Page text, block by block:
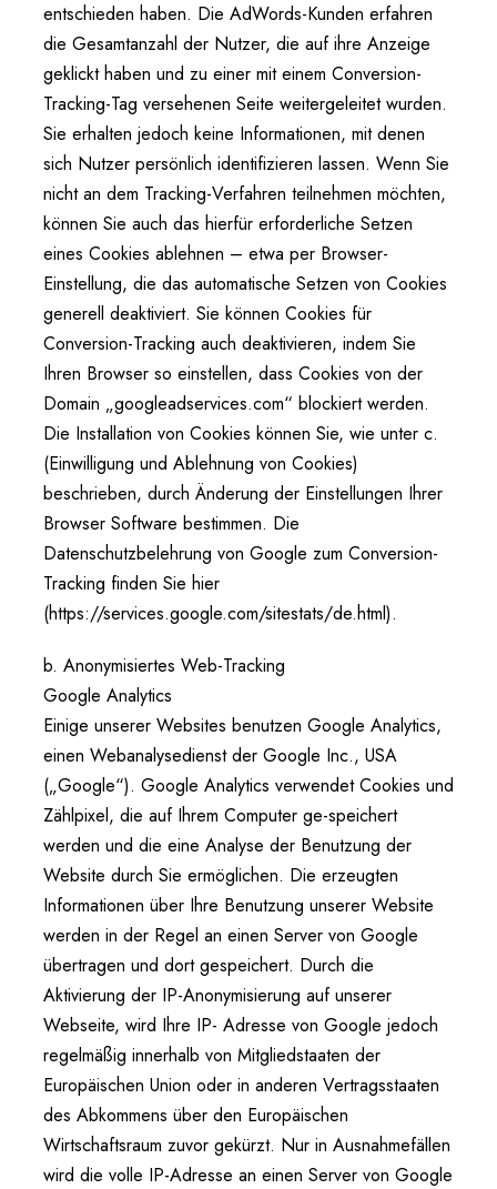
entschieden haben. Die AdWords-Kunden erfahren
die Gesamtanzahl der Nutzer, die auf ihre Anzeige
geklickt haben und zu einer mit einem Conversion-
Tracking-Tag versehenen Seite weitergeleitet wurden.
Sie erhalten jedoch keine Informationen, mit denen
sich Nutzer persönlich identifizieren lassen. Wenn Sie
nicht an dem Tracking-Verfahren teilnehmen möchten,
können Sie auch das hierfür erforderliche Setzen
eines Cookies ablehnen – etwa per Browser-
Einstellung, die das automatische Setzen von Cookies
generell deaktiviert. Sie können Cookies für
Conversion-Tracking auch deaktivieren, indem Sie
Ihren Browser so einstellen, dass Cookies von der
Domain „googleadservices.com“ blockiert werden.
Die Installation von Cookies können Sie, wie unter c.
(Einwilligung und Ablehnung von Cookies)
beschrieben, durch Änderung der Einstellungen Ihrer
Browser Software bestimmen. Die
Datenschutzbelehrung von Google zum Conversion-
Tracking finden Sie hier
(https://services.google.com/sitestats/de.html).
b. Anonymisiertes Web-Tracking
Google Analytics
Einige unserer Websites benutzen Google Analytics,
einen Webanalysedienst der Google Inc., USA
(„Google“). Google Analytics verwendet Cookies und
Zählpixel, die auf Ihrem Computer ge-speichert
werden und die eine Analyse der Benutzung der
Website durch Sie ermöglichen. Die erzeugten
Informationen über Ihre Benutzung unserer Website
werden in der Regel an einen Server von Google
übertragen und dort gespeichert. Durch die
Aktivierung der IP-Anonymisierung auf unserer
Webseite, wird Ihre IP- Adresse von Google jedoch
regelmäßig innerhalb von Mitgliedstaaten der
Europäischen Union oder in anderen Vertragsstaaten
des Abkommens über den Europäischen
Wirtschaftsraum zuvor gekürzt. Nur in Ausnahmefällen
wird die volle IP-Adresse an einen Server von Google